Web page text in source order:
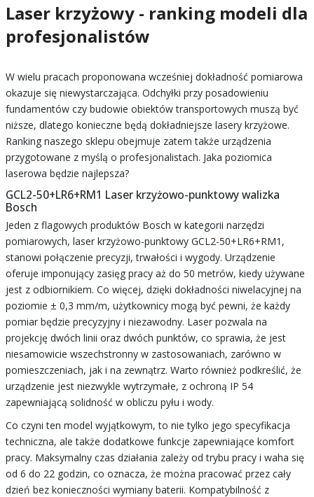
Laser krzyżowy - ranking modeli dla
profesjonalistów
W wielu pracach proponowana wcześniej dokładność pomiarowa
okazuje się niewystarczająca. Odchyłki przy posadowieniu
fundamentów czy budowie obiektów transportowych muszą być
niższe, dlatego konieczne będą dokładniejsze lasery krzyżowe.
Ranking naszego sklepu obejmuje zatem także urządzenia
przygotowane z myślą o profesjonalistach. Jaka poziomica
laserowa będzie najlepsza?
GCL2-50+LR6+RM1 Laser krzyżowo-punktowy walizka
Bosch
Jeden z flagowych produktów Bosch w kategorii narzędzi
pomiarowych, laser krzyżowo-punktowy GCL2-50+LR6+RM1,
stanowi połączenie precyzji, trwałości i wygody. Urządzenie
oferuje imponujący zasięg pracy aż do 50 metrów, kiedy używane
jest z odbiornikiem. Co więcej, dzięki dokładności niwelacyjnej na
poziomie ± 0,3 mm/m, użytkownicy mogą być pewni, że każdy
pomiar będzie precyzyjny i niezawodny. Laser pozwala na
projekcję dwóch linii oraz dwóch punktów, co sprawia, że jest
niesamowicie wszechstronny w zastosowaniach, zarówno w
pomieszczeniach, jak i na zewnątrz. Warto również podkreślić, że
urządzenie jest niezwykle wytrzymałe, z ochroną IP 54
zapewniającą solidność w obliczu pyłu i wody.
Co czyni ten model wyjątkowym, to nie tylko jego specyfikacja
techniczna, ale także dodatkowe funkcje zapewniające komfort
pracy. Maksymalny czas działania zależy od trybu pracy i waha się
od 6 do 22 godzin, co oznacza, że można pracować przez cały
dzień bez konieczności wymiany baterii. Kompatybilność z